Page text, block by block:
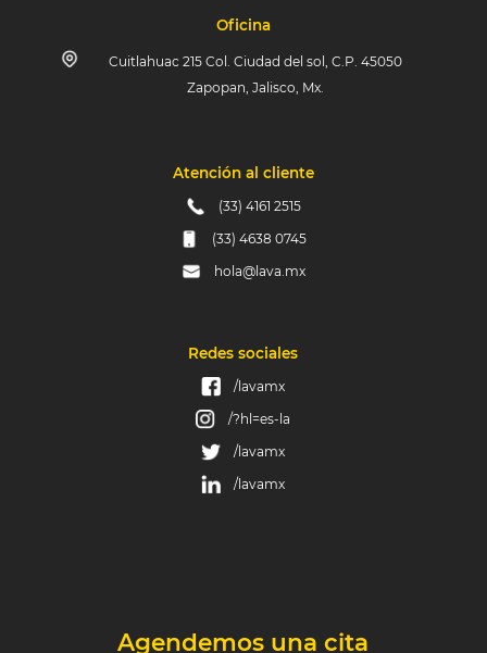
Oficina
Cuitlahuac 215 Col. Ciudad del sol, C.P. 45050
Zapopan, Jalisco, Mx.
Atención al cliente
(33) 4161 2515
(33) 4638 0745
hola@lava.mx
Redes sociales
/lavamx
/?hl=es-la
/lavamx
/lavamx
Agendemos una cita